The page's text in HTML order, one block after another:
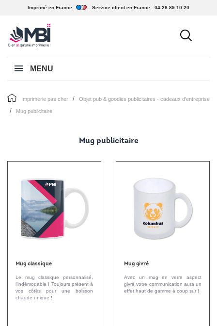
Imprimé en France Service client en France : 04 28 89 10 20
MENU
imprimerie pas cher objet pub & goodies publicitaires - cadeaux d'entreprise
mug publicitaire
Mug publicitaire
Mug classique
Le mug classique personnalisé,
l'indémodable ! Toujours présent à
vos côtés pour une boisson
chaude unique !
Mug givré
Avec un mug en verre aspect
givré votre communication aura un
effet haut de gamme à coup sur !